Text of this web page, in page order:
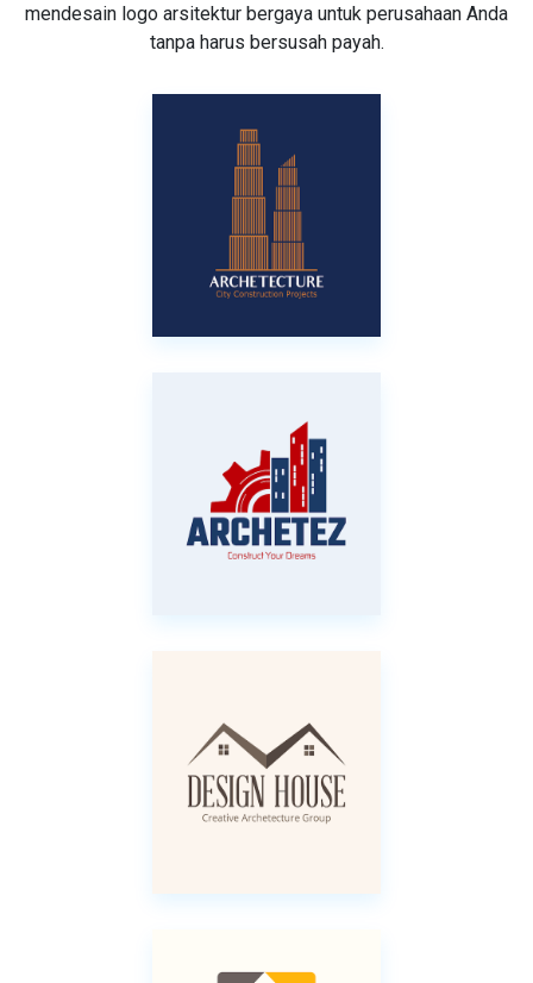
mendesain logo arsitektur bergaya untuk perusahaan Anda
tanpa harus bersusah payah.